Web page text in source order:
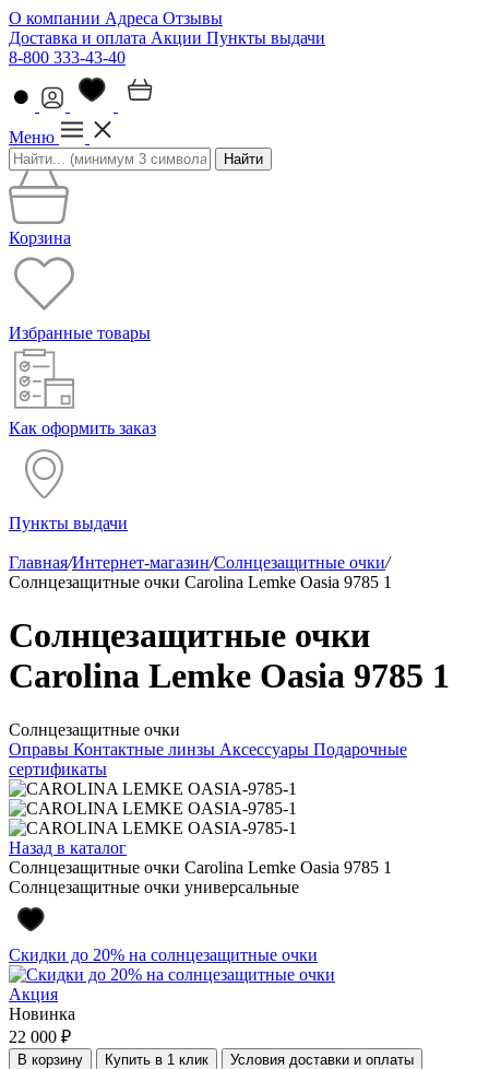
О компании Адреса Отзывы
Доставка и оплата Акции Пункты выдачи
8-800 333-43-40
Меню
Найти
Корзина
Избранные товары
Как оформить заказ
Пункты выдачи
Главная/Интернет-магазин/Солнцезащитные очки/
Солнцезащитные очки Carolina Lemke Oasia 9785 1
Солнцезащитные очки
Carolina Lemke Oasia 9785 1
Солнцезащитные очки
Оправы Контактные линзы Аксессуары Подарочные
сертификаты
Назад в каталог
Солнцезащитные очки Carolina Lemke Oasia 9785 1
Солнцезащитные очки универсальные
Скидки до 20% на солнцезащитные очки
Акция
Новинка
22 000 ₽
В корзину Купить в 1 клик Условия доставки и оплаты